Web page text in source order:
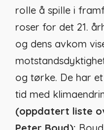
rolle å spille i
roser for det 21.
og dens avkom
og tørke. De har
tid med
(oppdatert liste